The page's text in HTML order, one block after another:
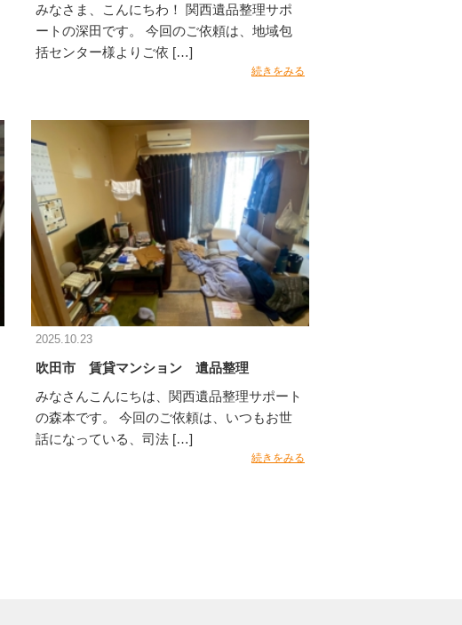
みなさま、こんにちわ！ 関西遺品整理サポ
ートの深田です。 今回のご依頼は、地域包
括センター様よりご依 […]
続きをみる
2025.10.23
吹田市 賃貸マンション 遺品整理
みなさんこんにちは、関西遺品整理サポート
の森本です。 今回のご依頼は、いつもお世
話になっている、司法 […]
続きをみる